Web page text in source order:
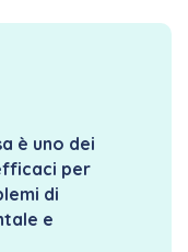
è uno dei
per
di
e